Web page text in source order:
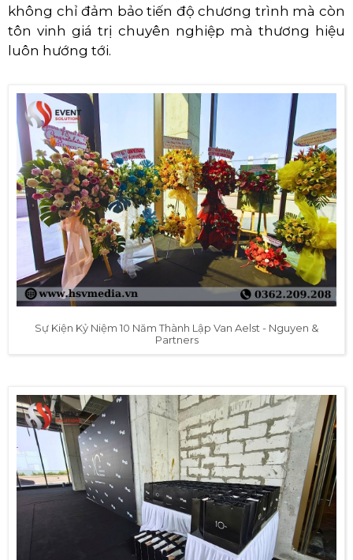
không chỉ đảm bảo tiến độ chương trình mà còn
tôn vinh giá trị chuyên nghiệp mà thương hiệu
luôn hướng tới.
Sự Kiện Kỷ Niệm 10 Năm Thành Lập Van Aelst - Nguyen &
Partners